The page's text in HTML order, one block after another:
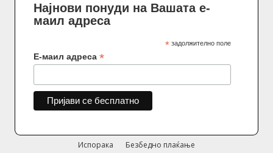
Најнови понуди на Вашата е-
маил адреса
* задолжително поле
Е-маил адреса *
Испорака
Безбедно плаќање